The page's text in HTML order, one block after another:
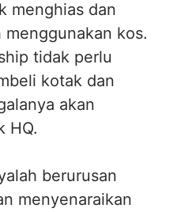
menghias dan
menggunakan kos.
tidak perlu
kotak dan
akan
HQ.
berurusan
menyenaraikan